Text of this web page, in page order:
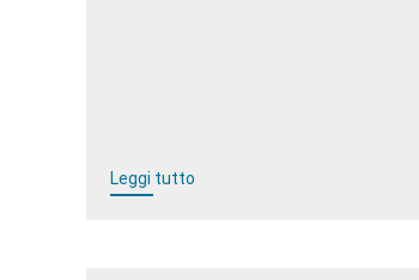
Leggi tutto